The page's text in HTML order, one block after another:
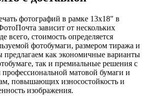
фотографий в рамке 13х18" в
зависит от нескольких
всего, стоимость определяется
фотобумаги, размером тиража и
как экономичные варианты
так и премиальные решения с
профессиональной матовой бумаги и
повышающих износостойкость и
изображения.